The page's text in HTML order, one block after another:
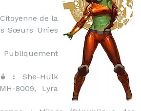
Citoyenne de la
Sœurs Unies
: She-Hulk
8009, Lyra